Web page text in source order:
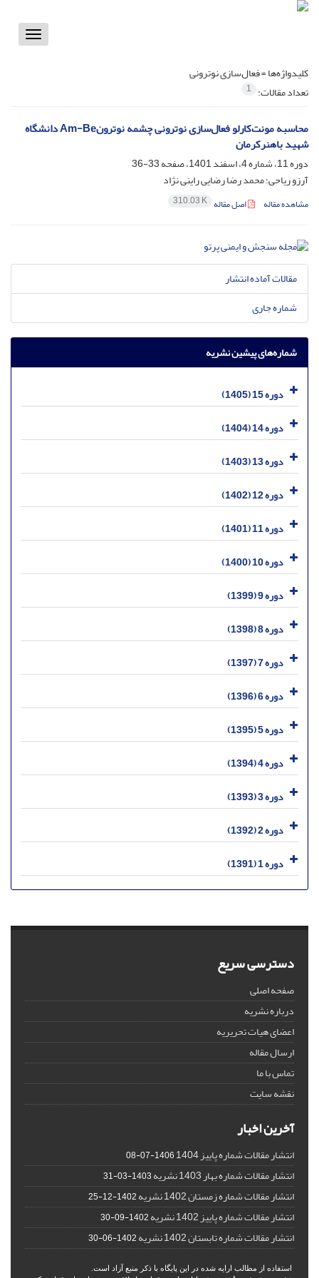
Toggle
کلیدواژه‌ها =فعال‌سازی نوترونی
تعداد مقالات: 1
محاسبه مونت‌کارلو فعال‌سازی نوترونی چشمه نوترونAm-Be دانشگاه
شهید باهنرکرمان
دوره 11، شماره 4، اسفند 1401، صفحه
33-36
آرزو ریاحی؛ محمد رضا رضایی راینی نژاد
مشاهده مقاله اصل مقاله 310.03 K
مقالات آماده انتشار
شماره جاری
شماره‌های پیشین نشریه
دوره 15 (1405)
دوره 14 (1404)
دوره 13 (1403)
دوره 12 (1402)
دوره 11 (1401)
دوره 10 (1400)
دوره 9 (1399)
دوره 8 (1398)
دوره 7 (1397)
دوره 6 (1396)
دوره 5 (1395)
دوره 4 (1394)
دوره 3 (1393)
دوره 2 (1392)
دوره 1 (1391)
دسترسی سریع
صفحه اصلی
درباره نشریه
اعضای هیات تحریریه
ارسال مقاله
تماس با ما
نقشه سایت
آخرین اخبار
انتشار مقالات شماره پاییز 1404 1406-07-08
انتشار مقالات شماره بهار 1403 نشریه 1403-03-31
انتشار مقالات شماره زمستان 1402 نشریه 1402-12-25
انتشار مقالات شماره پاییز 1402 نشریه 1402-09-30
انتشار مقالات شماره تابستان 1402 نشریه 1402-06-30
استفاده از مطالب ارایه شده در این پایگاه با ذکر منبع آزاد است.